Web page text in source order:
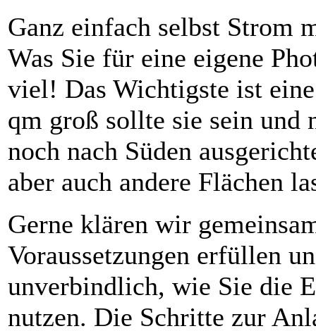
Ganz einfach selbst Strom
Was Sie für eine eigene
viel! Das Wichtigste ist
qm groß sollte sie sein und
noch nach Süden
aber auch andere Flächen
Gerne klären wir
Voraussetzungen erfüllen
unverbindlich, wie Sie die
nutzen. Die Schritte zur